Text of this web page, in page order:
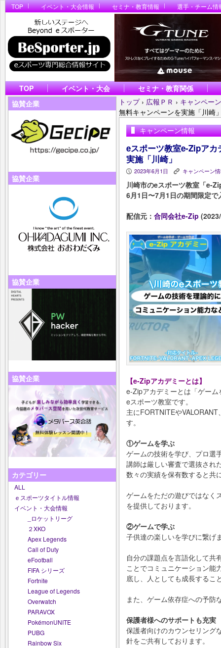
TOP イベント・大会情報 セミナ・教育情報 選手・チーム情
TOP イベント・大会
セミナ・教育関係
協賛企業
協賛企業
協賛企業
協賛企業
カテゴリー
ALL
ｅスポーツタイトル情報
イベント・大会情報
_ロケットリーグ
２XKO
Apex Legends
Call of Duty
eFootball
FIFA シリーズ
Fortnite
League of Legends
Overwatch
PARAVOX
PokémonUNITE
PUBG
Rainbow Six
トップ › 広報ＰＲ › キャンペー
無料キャンペーンを実施「川崎
キャンペーン情報
eスポーツ教室e-Zipア
実施「川崎」
P 2023年6月1日 K キャンペーン
川崎市のeスポーツ教室「e-
6月1日〜7月1日の期間限定
配信元： 合同会社e-Zip
【e-Zipアカデミーとは】
e-Zipアカデミーとは「ゲー
eスポーツ教室です。
主にFORTNITEや
す。
①ゲームを学ぶ
ゲームの技術を学び、プロ選
講師は厳しい審査で選抜され
数々の実績を保有数すると共
ゲームをただの遊びではなく
を提供しております。
②ゲームで学ぶ
子供達の楽しいを学びに繋げ
自分の課題点を言語化して共
ことでコミュニケーション能
底し、人としても成長するこ
また、ゲーム依存症への予防
保護者様へのサポートも充実
保護者向けのカウンセリング
針をご共有しております。